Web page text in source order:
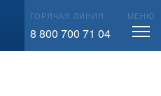
ГОРЯЧАЯ ЛИНИЯ
8 800 700 71 04
МЕНЮ